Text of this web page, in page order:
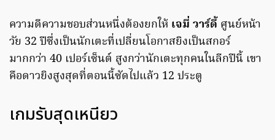
ความดีความชอบส่วนหนึ่งต้องยกให้ เจมี่ วาร์ดี้ ศูนย์หน้า
วัย 32 ปีซึ่งเป็นนักเตะที่เปลี่ยนโอกาสยิงเป็นสกอร์
มากกว่า 40 เปอร์เซ็นต์ สูงกว่านักเตะทุกคนในลีกปีนี้ เขา
คือดาวยิงสูงสุดที่ตอนนี้ซัดไปแล้ว 12 ประตู
เกมรับสุดเหนียว